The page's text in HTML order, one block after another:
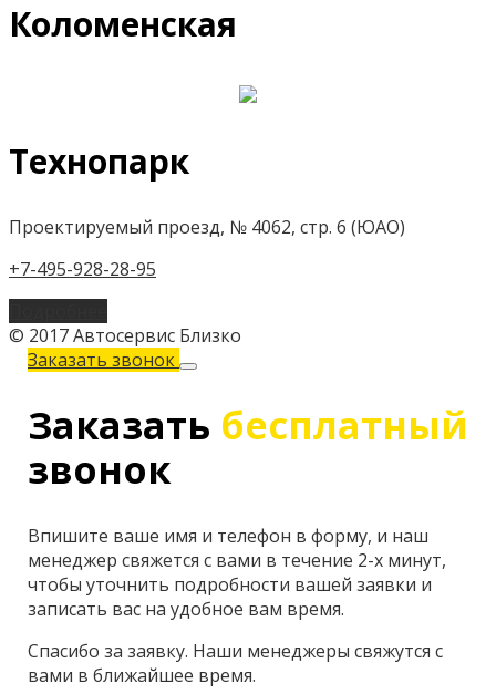
Коломенская
Технопарк
Проектируемый проезд, № 4062, стр. 6 (ЮАО)
+7-495-928-28-95
© 2017 Автосервис Близко
Заказать звонок
Заказать бесплатный
звонок
Впишите ваше имя и телефон в форму, и наш
менеджер свяжется с вами в течение 2-х минут,
чтобы уточнить подробности вашей заявки и
записать вас на удобное вам время.
Спасибо за заявку. Наши менеджеры свяжутся с
вами в ближайшее время.